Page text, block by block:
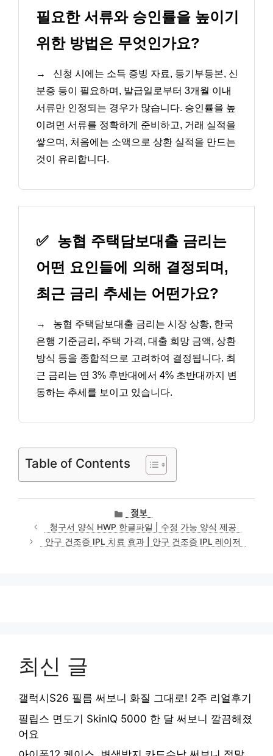
필요한 서류와 승인률을 높이기
위한 방법은 무엇인가요?
→
신청 시에는 소득 증빙 자료, 등기부등본, 신
분증 등이 필요하며, 발급일로부터 3개월 이내
서류만 인정되는 경우가 많습니다. 승인률을 높
이려면 서류를 정확하게 준비하고, 거래 실적을
쌓으며, 처음에는 소액으로 상환 실적을 만드는
것이 유리합니다.
✅ 농협 주택담보대출 금리는
어떤 요인들에 의해 결정되며,
최근 금리 추세는 어떤가요?
→
농협 주택담보대출 금리는 시장 상황, 한국
은행 기준금리, 주택 가격, 대출 희망 금액, 상환
방식 등을 종합적으로 고려하여 결정됩니다. 최
근 금리는 연 3% 후반대에서 4% 초반대까지 변
동하는 추세를 보이고 있습니다.
Table of Contents
카
테
고
리
정보
청구서 양식 HWP 한글파일 | 수정 가능 양식 제공
안구 건조증 IPL 치료 효과 | 안구 건조증 IPL 레이저
최신 글
갤럭시S26 필름 써보니 화질 그대로! 2주 리얼후기
필립스 면도기 SkinIQ 5000 한 달 써보니 깔끔해졌
어요